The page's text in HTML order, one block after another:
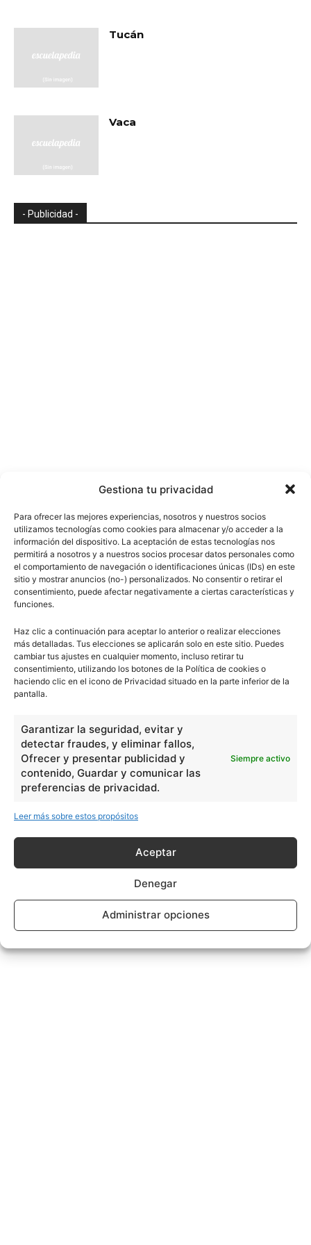
Gestiona tu privacidad
Para ofrecer las mejores experiencias, nosotros y nuestros socios
utilizamos tecnologías como cookies para almacenar y/o acceder a la
información del dispositivo. La aceptación de estas tecnologías nos
permitirá a nosotros y a nuestros socios procesar datos personales como
el comportamiento de navegación o identificaciones únicas (IDs) en este
sitio y mostrar anuncios (no-) personalizados. No consentir o retirar el
consentimiento, puede afectar negativamente a ciertas características y
funciones.
Haz clic a continuación para aceptar lo anterior o realizar elecciones
más detalladas. Tus elecciones se aplicarán solo en este sitio. Puedes
cambiar tus ajustes en cualquier momento, incluso retirar tu
consentimiento, utilizando los botones de la Política de cookies o
haciendo clic en el icono de Privacidad situado en la parte inferior de la
pantalla.
Garantizar la seguridad, evitar y
detectar fraudes, y eliminar fallos,
Ofrecer y presentar publicidad y
contenido, Guardar y comunicar las
preferencias de privacidad.
Siempre activo
Leer más sobre estos propósitos
Aceptar
Denegar
Administrar opciones
Tucán
Vaca
- Publicidad -